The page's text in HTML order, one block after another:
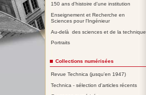
150 ans d'histoire d'une institution
Enseignement et Recherche en
Sciences pour l'Ingénieur
Au-delà des sciences et de la technique
Portraits
Collections numérisées
Revue Technica (jusqu'en 1947)
Technica - sélection d'articles récents